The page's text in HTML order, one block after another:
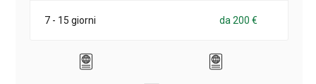
7 - 15 giorni da 200 €